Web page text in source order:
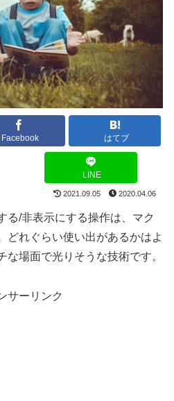
Facebook はてブ
LINE
2021.09.05 2020.04.06
る/非表示にする操作は、マク
どれぐらい使い出があるかはよ
な場面で光りそうな技術です。
サーリンク